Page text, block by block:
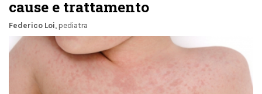
cause e trattamento
Federico Loi , pediatra